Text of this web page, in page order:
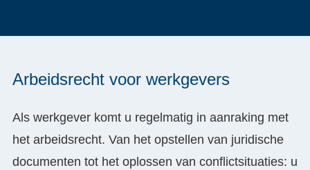
Arbeidsrecht voor werkgevers
Als werkgever komt u regelmatig in aanraking met
het arbeidsrecht. Van het opstellen van juridische
documenten tot het oplossen van conflictsituaties: u